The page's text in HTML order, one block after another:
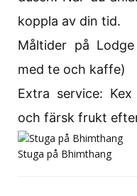
koppla av din tid.
Måltider på
med te och kaffe)
Extra service:
och färsk frukt
Stuga på Bhimthang